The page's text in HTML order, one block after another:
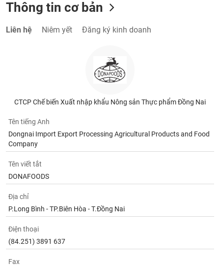
Thông tin cơ bản
Liên hệ Niêm yết Đăng ký kinh doanh
CTCP Chế biến Xuất nhập khẩu Nông sản Thực phẩm Đồng Nai
Tên tiếng Anh
Dongnai Import Export Processing Agricultural Products and Food
Company
Tên viết tắt
DONAFOODS
Địa chỉ
P.Long Bình - TP.Biên Hòa - T.Đồng Nai
Điện thoại
(84.251) 3891 637
Fax